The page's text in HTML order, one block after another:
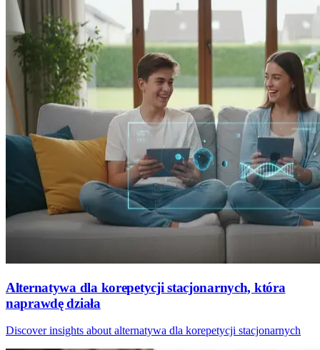
Alternatywa dla korepetycji stacjonarnych, która
naprawdę działa
Discover insights about alternatywa dla korepetycji stacjonarnych